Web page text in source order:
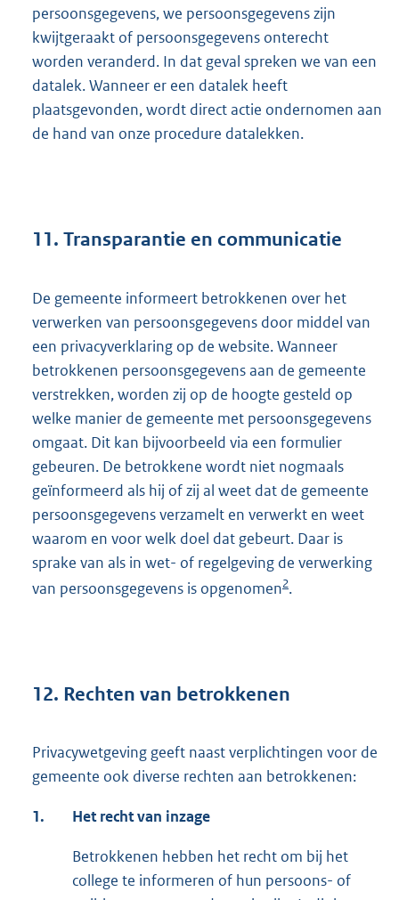
persoonsgegevens, we persoonsgegevens zijn
kwijtgeraakt of persoonsgegevens onterecht
worden veranderd. In dat geval spreken we van een
datalek. Wanneer er een datalek heeft
plaatsgevonden, wordt direct actie ondernomen aan
de hand van onze procedure datalekken.
11. Transparantie en communicatie
De gemeente informeert betrokkenen over het
verwerken van persoonsgegevens door middel van
een privacyverklaring op de website. Wanneer
betrokkenen persoonsgegevens aan de gemeente
verstrekken, worden zij op de hoogte gesteld op
welke manier de gemeente met persoonsgegevens
omgaat. Dit kan bijvoorbeeld via een formulier
gebeuren. De betrokkene wordt niet nogmaals
geïnformeerd als hij of zij al weet dat de gemeente
persoonsgegevens verzamelt en verwerkt en weet
waarom en voor welk doel dat gebeurt. Daar is
sprake van als in wet- of regelgeving de verwerking
van persoonsgegevens is opgenomen2.
12. Rechten van betrokkenen
Privacywetgeving geeft naast verplichtingen voor de
gemeente ook diverse rechten aan betrokkenen:
1. Het recht van inzage
Betrokkenen hebben het recht om bij het
college te informeren of hun persoons- of